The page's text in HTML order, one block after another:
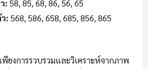
: 58, 85, 68, 86, 56, 65
: 568, 586, 658, 685, 856, 865
ยงการรวบรวมและวิเคราะห์จากภาพ